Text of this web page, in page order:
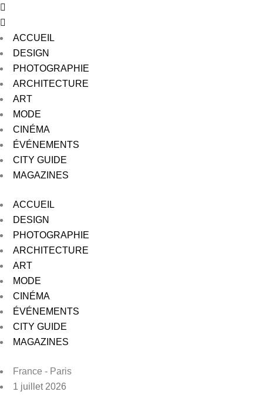
ACCUEIL
DESIGN
PHOTOGRAPHIE
ARCHITECTURE
ART
MODE
CINÉMA
ÉVÉNEMENTS
CITY GUIDE
MAGAZINES
ACCUEIL
DESIGN
PHOTOGRAPHIE
ARCHITECTURE
ART
MODE
CINÉMA
ÉVÉNEMENTS
CITY GUIDE
MAGAZINES
France - Paris
1 juillet 2026